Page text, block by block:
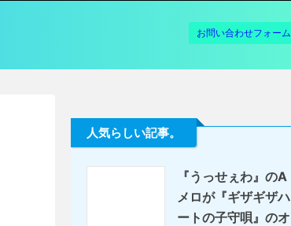
お問い合わせフォーム
人気らしい記事。
『うっせぇわ』のA
メロが『ギザギザハ
ートの子守唄』のオ